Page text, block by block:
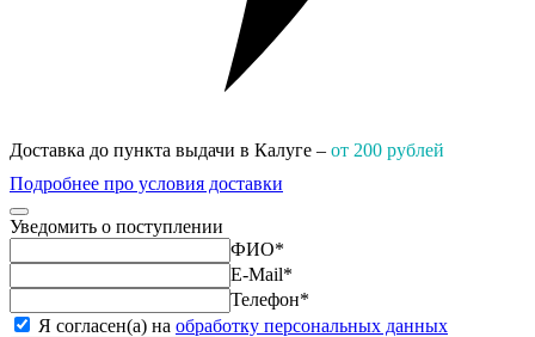
Доставка до пункта выдачи в Калуге – от 200 рублей
Подробнее про условия доставки
Уведомить о поступлении
ФИО*
E-Mail*
Телефон*
Я согласен(а) на обработку персональных данных